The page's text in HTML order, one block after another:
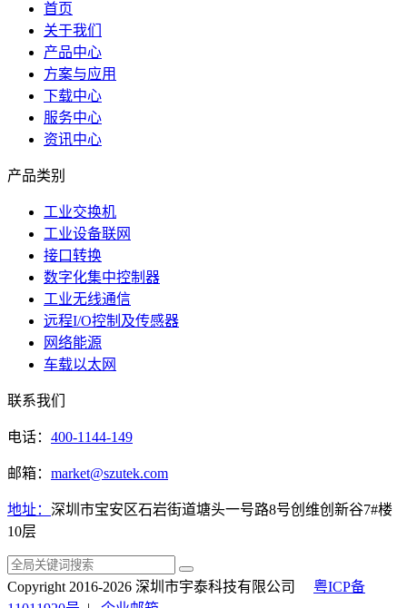
首页
关于我们
产品中心
方案与应用
下载中心
服务中心
资讯中心
产品类别
工业交换机
工业设备联网
接口转换
数字化集中控制器
工业无线通信
远程I/O控制及传感器
网络能源
车载以太网
联系我们
电话： 400-1144-149
邮箱： market@szutek.com
地址： 深圳市宝安区石岩街道塘头一号路8号创维创新谷7#楼
10层
Copyright 2016-2026 深圳市宇泰科技有限公司 粤ICP备